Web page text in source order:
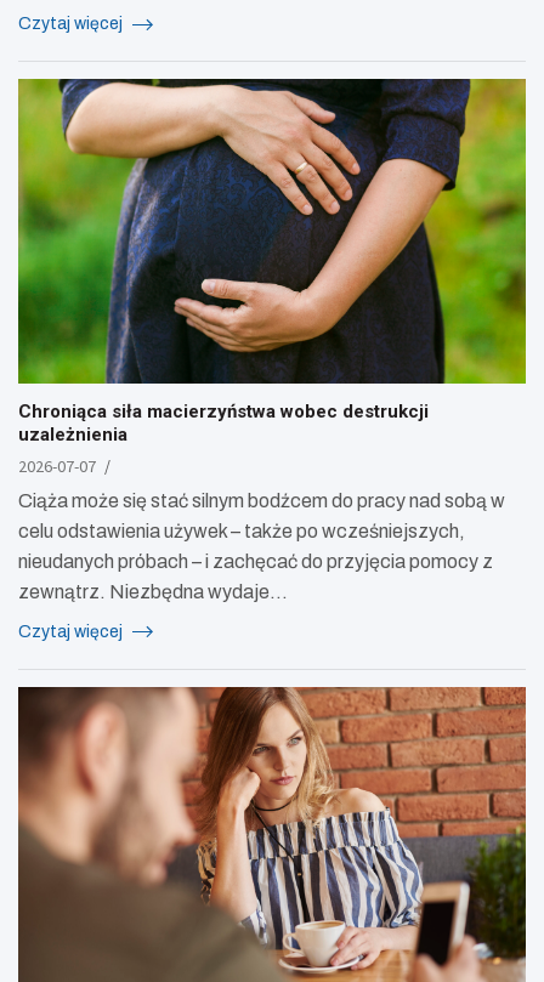
Czytaj więcej
Chroniąca siła macierzyństwa wobec destrukcji
uzależnienia
2026-07-07
Ciąża może się stać silnym bodźcem do pracy nad sobą w
celu odstawienia używek – także po wcześniejszych,
nieudanych próbach – i zachęcać do przyjęcia pomocy z
zewnątrz. Niezbędna wydaje…
Czytaj więcej